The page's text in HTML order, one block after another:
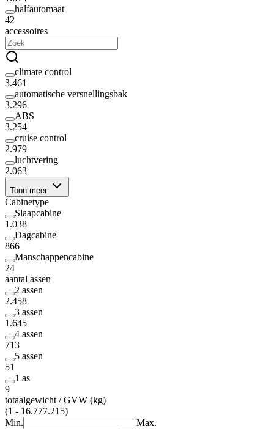
halfautomaat
42
accessoires
climate control
3.461
automatische versnellingsbak
3.296
ABS
3.254
cruise control
2.979
luchtvering
2.063
Toon meer
Cabinetype
Slaapcabine
1.038
Dagcabine
866
Manschappencabine
24
aantal assen
2 assen
2.458
3 assen
1.645
4 assen
713
5 assen
51
1 as
9
totaalgewicht / GVW (kg)
(1 - 16.777.215)
Min.
Max.